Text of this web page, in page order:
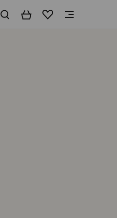
WarenkorbMerkliste